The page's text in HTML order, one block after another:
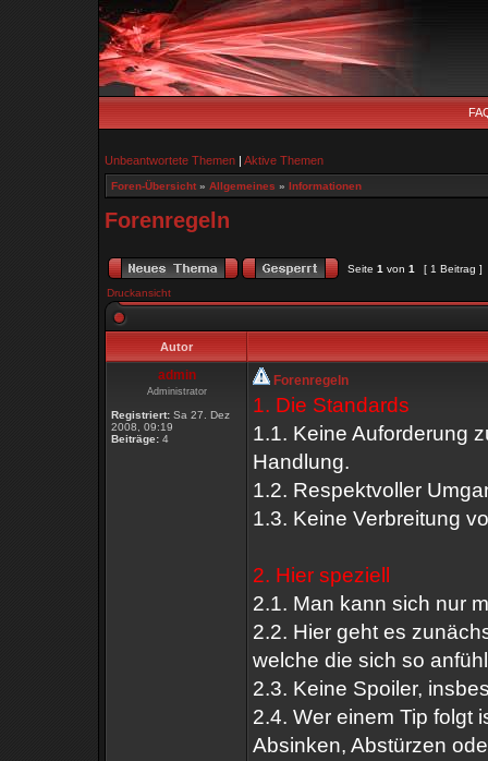
Unbeantwortete Themen | Aktive Themen
Foren-Übersicht » Allgemeines » Informationen
Forenregeln
Seite 1 von 1
[ 1 Beitrag ]
Druckansicht
Autor
admin
Administrator
Registriert: Sa 27. Dez
2008, 09:19
Beiträge: 4
Forenregeln
1. Die Standards
1.1. Keine Auforderung
Handlung.
1.2. Respektvoller
1.3. Keine Verbreitung
2. Hier speziell
2.1. Man kann sich nur
2.2. Hier geht es
welche die sich so
2.3. Keine Spoiler,
2.4. Wer einem Tip folgt
Absinken, Abstürzen